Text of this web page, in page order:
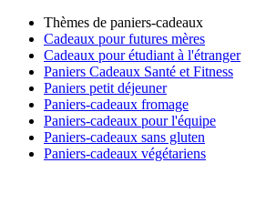
Thèmes de paniers-cadeaux
Cadeaux pour futures mères
Cadeaux pour étudiant à l'étranger
Paniers Cadeaux Santé et Fitness
Paniers petit déjeuner
Paniers-cadeaux fromage
Paniers-cadeaux pour l'équipe
Paniers-cadeaux sans gluten
Paniers-cadeaux végétariens